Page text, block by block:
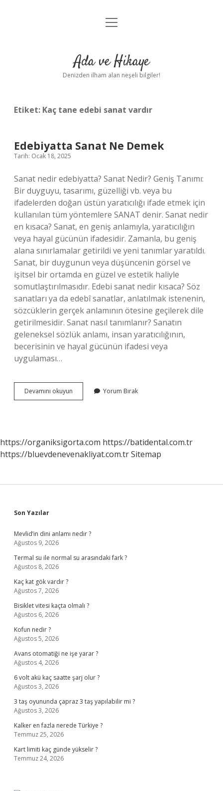
Anasayfa
Yasal Uyarı
menüyü
Ada ve Hikaye
Denizden ilham alan neşeli bilgiler!
Etiket: Kaç tane edebi sanat vardır
Edebiyatta Sanat Ne Demek
Tarih: Ocak 18, 2025
Sanat nedir edebiyatta? Sanat Nedir? Geniş Tanımı:
Bir duyguyu, tasarımı, güzelliği vb. veya bu
ifadelerden doğan üstün yaratıcılığı ifade etmek için
kullanılan tüm yöntemlere SANAT denir. Sanat nedir
en kısaca? Sanat, en geniş anlamıyla, yaratıcılığın
veya hayal gücünün ifadesidir. Zamanla, bu geniş
alana sınırlamalar getirildi ve yeni tanımlar yaratıldı.
Sanat, bir duygunun veya düşüncenin görsel ve
işitsel bir ortamda en güzel ve estetik haliyle
somutlaştırılmasıdır. Edebi sanat nedir kısaca? Söz
sanatları ya da edebî sanatlar, anlatılmak istenenin,
sözcüklerin gerçek anlamının ötesine geçilerek dile
getirilmesidir. Sanat nasıl tanımlanır? Sanatın
geleneksel sözlük anlamı, insan yaratıcılığının,
becerisinin ve hayal gücünün ifadesi veya
uygulaması…
Devamını okuyun Edebiyatta
Sanat
Yorum Bırak
https://organiksigorta.com https://batidental.com.tr
https://bluevdenevenakliyat.com.trSitemap
Sidebar
Son Yazılar
Mevlid’in dini anlamı nedir ?
Ağustos 9, 2026
Termal su ile normal su arasındaki fark ?
Ağustos 8, 2026
Kaç kat gök vardır ?
Ağustos 7, 2026
Bisiklet vitesi kaçta olmalı ?
Ağustos 6, 2026
Kofun nedir ?
Ağustos 5, 2026
Avans otomatiği ne işe yarar ?
Ağustos 4, 2026
6 volt akü kaç saatte şarj olur ?
Ağustos 3, 2026
3 taş oyununda çapraz 3 taş yapılabilir mi ?
Ağustos 3, 2026
Kalker en fazla nerede Türkiye ?
Temmuz 25, 2026
Kart limiti kaç günde yükselir ?
Temmuz 24, 2026